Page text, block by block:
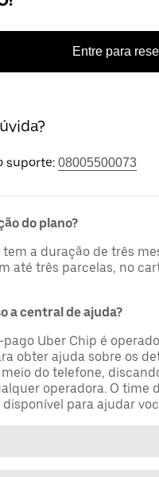
Entre para
suporte: 08005500073
do plano?
tem a duração de três
até três parcelas, no
a central de ajuda?
Uber Chip é
obter ajuda sobre os
do telefone,
operadora. O time
para ajudar